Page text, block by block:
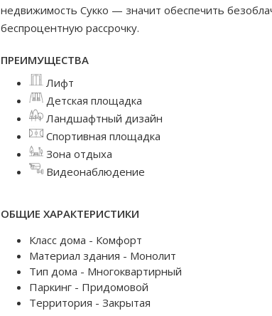
недвижимость Сукко — значит обеспечить
беспроцентную рассрочку.
ПРЕИМУЩЕСТВА
Лифт
Детская площадка
Ландшафтный дизайн
Спортивная площадка
Зона отдыха
Видеонаблюдение
ОБЩИЕ ХАРАКТЕРИСТИКИ
Класс дома - Комфорт
Материал здания - Монолит
Тип дома - Многоквартирный
Паркинг - Придомовой
Территория - Закрытая